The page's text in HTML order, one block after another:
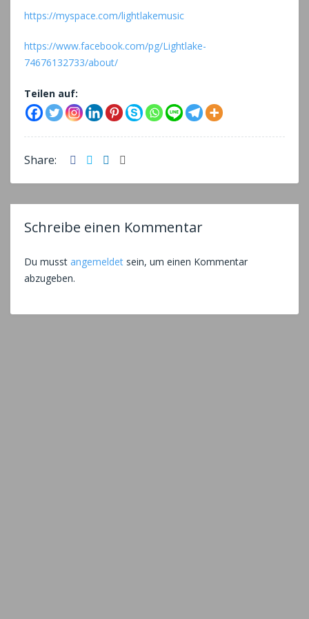
https://myspace.com/lightlakemusic
https://www.facebook.com/pg/Lightlake-
74676132733/about/
Teilen auf:
Share: Facebook
TwitterLinkedIn
Schreibe einen Kommentar
Du musst angemeldet sein, um einen Kommentar
abzugeben.